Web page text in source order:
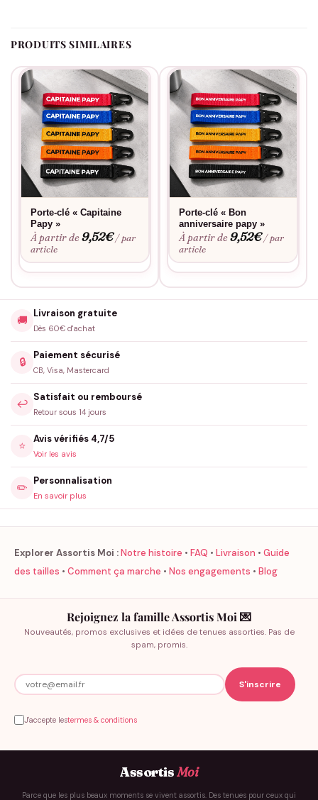
PRODUITS SIMILAIRES
Porte-clé « Capitaine
Papy »
À partir de9,52€ / par
article
Porte-clé « Bon
anniversaire papy »
À partir de9,52€ / par
article
🚚
Livraison gratuite
Dès 60€ d'achat
🔒
Paiement sécurisé
CB, Visa, Mastercard
↩️
Satisfait ou remboursé
Retour sous 14 jours
⭐
Avis vérifiés 4,7/5
Voir les avis
✏️
Personnalisation
En savoir plus
Explorer Assortis Moi :Notre histoire • FAQ • Livraison • Guide
des tailles • Comment ça marche • Nos engagements • Blog
Rejoignez la famille Assortis Moi 💌
Nouveautés, promos exclusives et idées de tenues assorties. Pas de
spam, promis.
J'accepte lestermes & conditions
AssortisMoi
Parce que les plus beaux moments se vivent assortis. Des tenues pour ceux qui